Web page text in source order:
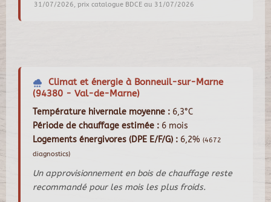
31/07/2026, prix catalogue BDCE au 31/07/2026
Climat et énergie à Bonneuil-sur-Marne
(94380 - Val-de-Marne)
Température hivernale moyenne : 6,3°C
Période de chauffage estimée : 6 mois
Logements énergivores (DPE E/F/G) : 6,2% (4672
diagnostics)
Un approvisionnement en bois de chauffage reste
recommandé pour les mois les plus froids.